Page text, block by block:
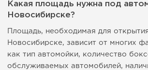
Какая площадь нужна под
Новосибирске?
Площадь, необходимая для
Новосибирске, зависит от многих
как тип автомойки, количество
обслуживаемых автомобилей,